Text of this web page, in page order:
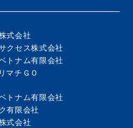
式会社
クセス株式会社
トナム有限会社
マチＧＯ
トナム有限会社
有限会社
式会社